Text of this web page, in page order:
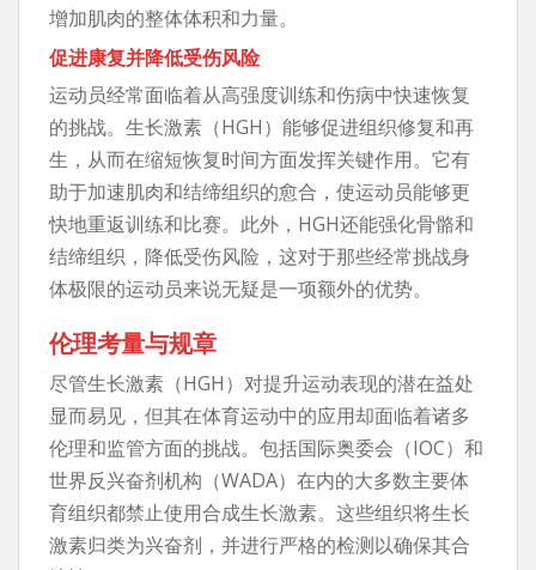
增加肌肉的整体体积和力量。
促进康复并降低受伤风险
运动员经常面临着从高强度训练和伤病中快速恢复
的挑战。生长激素（HGH）能够促进组织修复和再
生，从而在缩短恢复时间方面发挥关键作用。它有
助于加速肌肉和结缔组织的愈合，使运动员能够更
快地重返训练和比赛。此外，HGH还能强化骨骼和
结缔组织，降低受伤风险，这对于那些经常挑战身
体极限的运动员来说无疑是一项额外的优势。
伦理考量与规章
尽管生长激素（HGH）对提升运动表现的潜在益处
显而易见，但其在体育运动中的应用却面临着诸多
伦理和监管方面的挑战。包括国际奥委会（IOC）和
世界反兴奋剂机构（WADA）在内的大多数主要体
育组织都禁止使用合成生长激素。这些组织将生长
激素归类为兴奋剂，并进行严格的检测以确保其合